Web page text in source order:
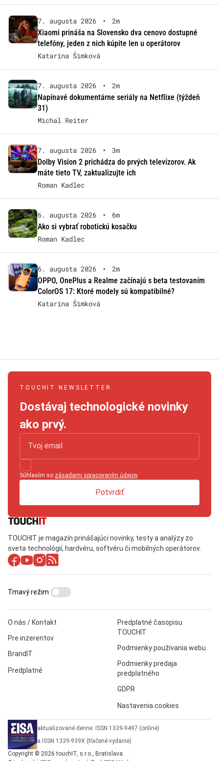
7. augusta 2026 •
2m
Xiaomi prináša na Slovensko dva cenovo dostupné
telefóny, jeden z nich kúpite len u operátorov
Katarína Šimková
7. augusta 2026 •
2m
Napínavé dokumentárne seriály na Netflixe (týždeň
31)
Michal Reiter
7. augusta 2026 •
3m
Dolby Vision 2 prichádza do prvých televízorov. Ak
máte tieto TV, zaktualizujte ich
Roman Kadlec
6. augusta 2026 •
6m
Ako si vybrať robotickú kosačku
Roman Kadlec
6. augusta 2026 •
2m
OPPO, OnePlus a Realme začínajú s beta testovaním
ColorOS 17: Ktoré modely sú kompatibilné?
Katarína Šimková
TOUCHIT NEWSLETTER
Dostávaj technologické novinky
ako prvý.
Súhlasím so zásadami spracovaním údajov.
Potvrdiť
TOUCHIT je magazín prinášajúci novinky, testy a analýzy zo
sveta technológií, hardvéru, softvéru či mobilných operátorov.
O nás / Kontakt
Pre inzerentov
BrandIT
Predplatné
Predplatné časopisu
TOUCHIT
Podmienky používania webu
Podmienky predaja
predplatného
GDPR
Nastavenia cookies
Tmavý režim
aktualizované denne: ISSN 1339-9497 (online)
a ISSN 1339-939X (tlačené vydanie)
Copyright © 2026 touchIT, s.r.o., Bratislava.